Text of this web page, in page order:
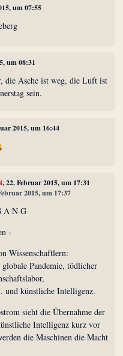
um 07:55
um 08:31
die Asche ist weg, die Luft ist
sein.
2015, um 16:44
, 22. Februar 2015, um 17:31
2015, um 17:37
A N G
-
Wissenschaftlern:
Pandemie, tödlicher
und künstliche Intelligenz.
sieht die Übernahme der
Intelligenz kurz vor
die Maschinen die Macht